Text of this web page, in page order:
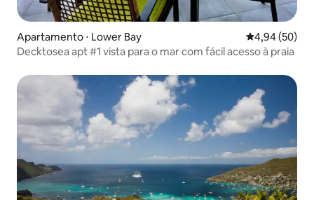
Apartamento ⋅ Lower Bay 4,94 de uma
4,94 (50)
Decktosea apt #1 vista para o mar com fácil acesso à praia